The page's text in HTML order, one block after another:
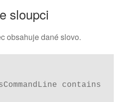
sloupci
obsahuje dané slovo.
contains